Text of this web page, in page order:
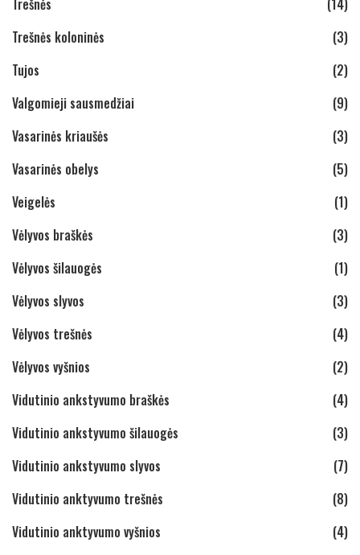
Trešnės koloninės
(3)
Tujos
(2)
Valgomieji sausmedžiai
(9)
Vasarinės kriaušės
(3)
Vasarinės obelys
(5)
Veigelės
(1)
Vėlyvos braškės
(3)
Vėlyvos šilauogės
(1)
Vėlyvos slyvos
(3)
Vėlyvos trešnės
(4)
Vėlyvos vyšnios
(2)
Vidutinio ankstyvumo braškės
(4)
Vidutinio ankstyvumo šilauogės
(3)
Vidutinio ankstyvumo slyvos
(7)
Vidutinio anktyvumo trešnės
(8)
Vidutinio anktyvumo vyšnios
(4)